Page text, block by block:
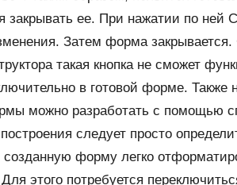
закрывать ее. При нажатии по ней
Затем форма закрывается.
такая кнопка не сможет
в готовой форме. Также
можно разработать с помощью
следует просто
форму легко
этого потребуется